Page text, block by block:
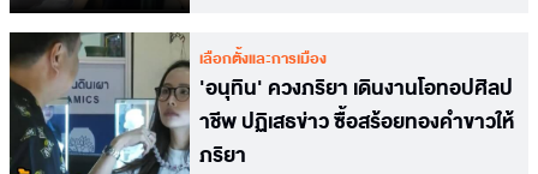
เลือกตั้งและการเมือง
'อนุทิน' ควงภริยา เดินงานโอทอปศิลป
าชีพ ปฏิเสธข่าว ซื้อสร้อยทองคำขาวให้
ภริยา